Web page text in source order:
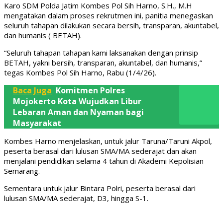
Karo SDM Polda Jatim Kombes Pol Sih Harno, S.H., M.H
mengatakan dalam proses rekrutmen ini, panitia menegaskan
seluruh tahapan dilakukan secara bersih, transparan, akuntabel,
dan humanis ( BETAH).
“Seluruh tahapan tahapan kami laksanakan dengan prinsip
BETAH, yakni bersih, transparan, akuntabel, dan humanis,”
tegas Kombes Pol Sih Harno, Rabu (1/4/26).
Baca Juga Komitmen Polres
Mojokerto Kota Wujudkan Libur
Lebaran Aman dan Nyaman bagi
Masyarakat
Kombes Harno menjelaskan, untuk jalur Taruna/Taruni Akpol,
peserta berasal dari lulusan SMA/MA sederajat dan akan
menjalani pendidikan selama 4 tahun di Akademi Kepolisian
Semarang.
Sementara untuk jalur Bintara Polri, peserta berasal dari
lulusan SMA/MA sederajat, D3, hingga S-1.